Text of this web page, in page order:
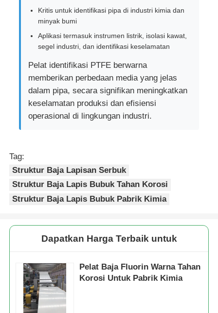
Kritis untuk identifikasi pipa di industri kimia dan
minyak bumi
Aplikasi termasuk instrumen listrik, isolasi kawat,
segel industri, dan identifikasi keselamatan
Pelat identifikasi PTFE berwarna
memberikan perbedaan media yang jelas
dalam pipa, secara signifikan meningkatkan
keselamatan produksi dan efisiensi
operasional di lingkungan industri.
Tag:
Struktur Baja Lapisan Serbuk
Struktur Baja Lapis Bubuk Tahan Korosi
Struktur Baja Lapis Bubuk Pabrik Kimia
Dapatkan Harga Terbaik untuk
Pelat Baja Fluorin Warna Tahan
Korosi Untuk Pabrik Kimia